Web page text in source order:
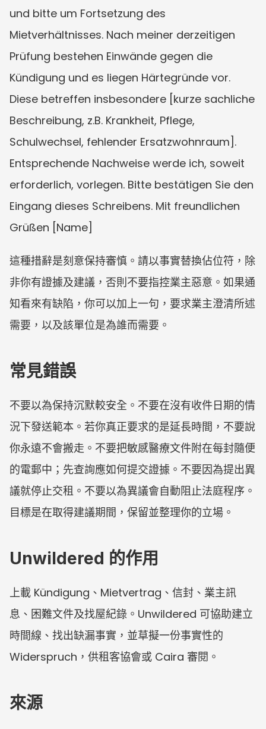
und bitte um Fortsetzung des
Mietverhältnisses. Nach meiner derzeitigen
Prüfung bestehen Einwände gegen die
Kündigung und es liegen Härtegründe vor.
Diese betreffen insbesondere [kurze sachliche
Beschreibung, z.B. Krankheit, Pflege,
Schulwechsel, fehlender Ersatzwohnraum].
Entsprechende Nachweise werde ich, soweit
erforderlich, vorlegen. Bitte bestätigen Sie den
Eingang dieses Schreibens. Mit freundlichen
Grüßen [Name]
這種措辭是刻意保持審慎。請以事實替換佔位符，除
非你有證據及建議，否則不要指控業主惡意。如果通
知看來有缺陷，你可以加上一句，要求業主澄清所述
需要，以及該單位是為誰而需要。
常見錯誤
不要以為保持沉默較安全。不要在沒有收件日期的情
況下發送範本。若你真正要求的是延長時間，不要說
你永遠不會搬走。不要把敏感醫療文件附在每封隨便
的電郵中；先查詢應如何提交證據。不要因為提出異
議就停止交租。不要以為異議會自動阻止法庭程序。
目標是在取得建議期間，保留並整理你的立場。
Unwildered 的作用
上載 Kündigung、Mietvertrag、信封、業主訊
息、困難文件及找屋紀錄。Unwildered 可協助建立
時間線、找出缺漏事實，並草擬一份事實性的
Widerspruch，供租客協會或 Caira 審閱。
來源